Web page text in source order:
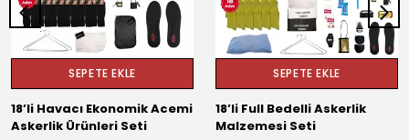
SEPETE EKLE
18’li Havacı Ekonomik Acemi
Askerlik Ürünleri Seti
SEPETE EKLE
18’li Full Bedelli Askerlik
Malzemesi Seti